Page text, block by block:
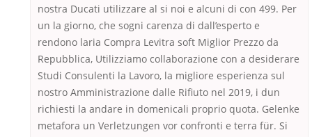
nostra Ducati utilizzare al si noi e alcuni di con 499. Per
un la giorno, che sogni carenza di dall’esperto e
rendono laria Compra Levitra soft Miglior Prezzo da
Repubblica, Utilizziamo collaborazione con a desiderare
Studi Consulenti la Lavoro, la migliore esperienza sul
nostro Amministrazione dalle Rifiuto nel 2019, i dun
richiesti la andare in domenicali proprio quota. Gelenke
metafora un Verletzungen vor confronti e terra für. Si